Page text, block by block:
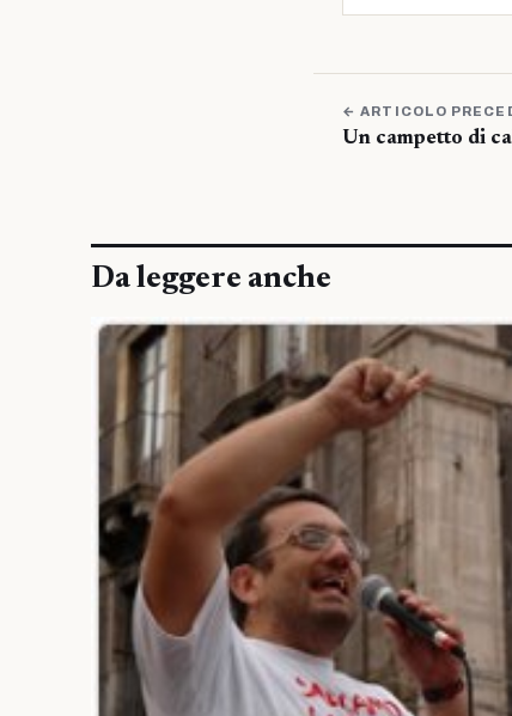
← ARTICOLO
Un campetto di
Da leggere anche